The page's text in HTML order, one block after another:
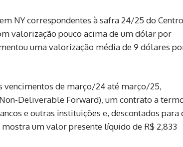
NY correspondentes à safra 24/25 do
valorização pouco acima de um dólar por
uma valorização média de 9 dólares
vencimentos de março/24 até março/25,
Deliverable Forward), um contrato a
e outras instituições e, descontados para
um valor presente líquido de R$ 2,833